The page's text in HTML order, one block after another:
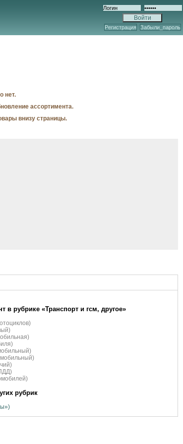
Регистрация Забыли_пароль
нет.
ассортимента.
внизу страницы.
в рубрике «Транспорт и гсм, другое»
рубрик